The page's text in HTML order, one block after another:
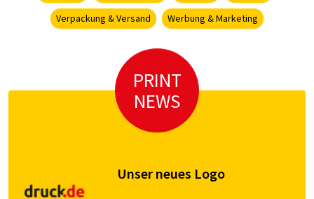
Verpackung & Versand Werbung & Marketing
PRINT
NEWS
Unser neues Logo